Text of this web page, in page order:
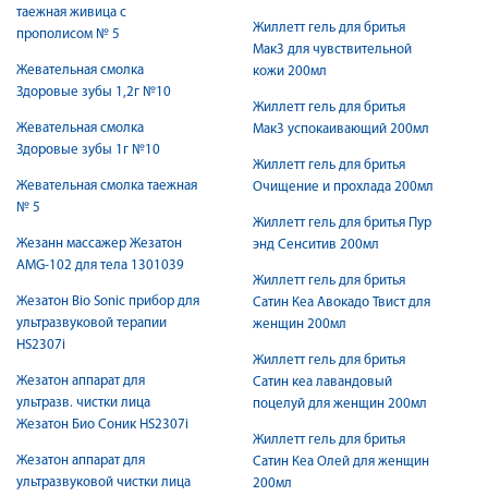
таежная живица с
прополисом № 5
Жевательная смолка
Здоровые зубы 1,2г №10
Жевательная смолка
Здоровые зубы 1г №10
Жевательная смолка таежная
№ 5
Жезанн массажер Жезатон
AMG-102 для тела 1301039
Жезатон Bio Sonic прибор для
ультразвуковой терапии
HS2307i
Жезатон аппарат для
ультразв. чистки лица
Жезатон Био Соник HS2307i
Жезатон аппарат для
ультразвуковой чистки лица
Жиллетт гель для бритья
Мак3 для чувствительной
кожи 200мл
Жиллетт гель для бритья
Мак3 успокаивающий 200мл
Жиллетт гель для бритья
Очищение и прохлада 200мл
Жиллетт гель для бритья Пур
энд Сенситив 200мл
Жиллетт гель для бритья
Сатин Кеа Авокадо Твист для
женщин 200мл
Жиллетт гель для бритья
Сатин кеа лавандовый
поцелуй для женщин 200мл
Жиллетт гель для бритья
Сатин Кеа Олей для женщин
200мл